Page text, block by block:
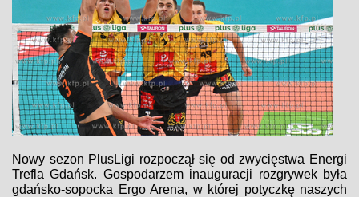
Nowy sezon PlusLigi rozpoczął się od zwycięstwa Energi
Trefla Gdańsk. Gospodarzem inauguracji rozgrywek była
gdańsko-sopocka Ergo Arena, w której potyczkę naszych